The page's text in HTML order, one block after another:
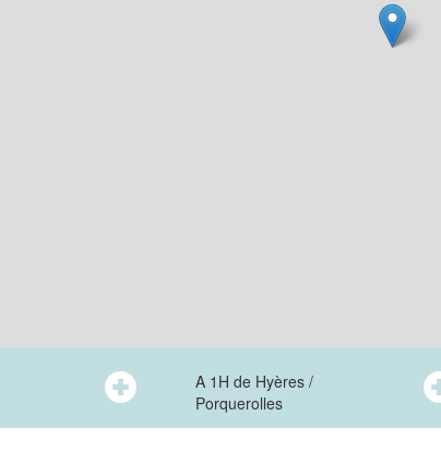
A 1H de Hyères /
Porquerolles